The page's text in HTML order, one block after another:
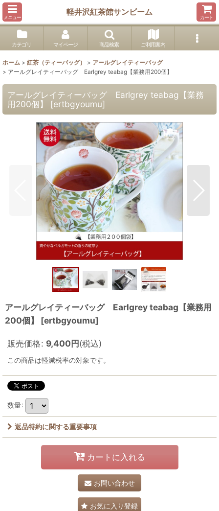
メニュー
軽井沢紅茶館サンビーム
カート
カテゴリ マイページ 商品検索 ご利用案内
ホーム > 紅茶（ティーバッグ） > アールグレイティーバッグ
> アールグレイティーバッグ Earlgrey teabag【業務用200個】
アールグレイティーバッグ Earlgrey teabag【業務
用200個】
[ertbgyoumu]
アールグレイティーバッグ Earlgrey teabag【業務用
200個】
[ertbgyoumu]
販売価格: 9,400円(税込)
この商品は軽減税率の対象です。
数量:
返品特約に関する重要事項
カートに入れる
お問い合わせ
お気に入り登録